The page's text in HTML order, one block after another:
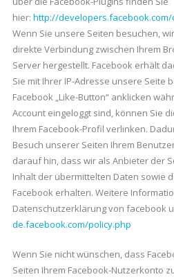
hier: http://
Wenn Sie unsere Seiten besuchen,
direkte Verbindung zwischen Ihrem
Server hergestellt. Facebook erhält
Sie mit Ihrer IP-Adresse unsere Seite
Facebook „Like-Button“ anklicken
Account eingeloggt sind, können Sie
Ihrem Facebook-Profil verlinken.
Besuch unserer Seiten Ihrem
darauf hin, dass wir als Anbieter der
Inhalt der übermittelten Daten sowie
Facebook erhalten. Weitere
Datenschutzerklärung von facebook
de.facebook.com/policy.php
Wenn Sie nicht wünschen, dass
Seiten Ihrem Facebook-Nutzerkonto